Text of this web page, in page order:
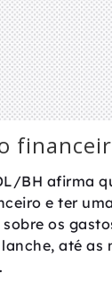
BH afirma
e ter
os
até